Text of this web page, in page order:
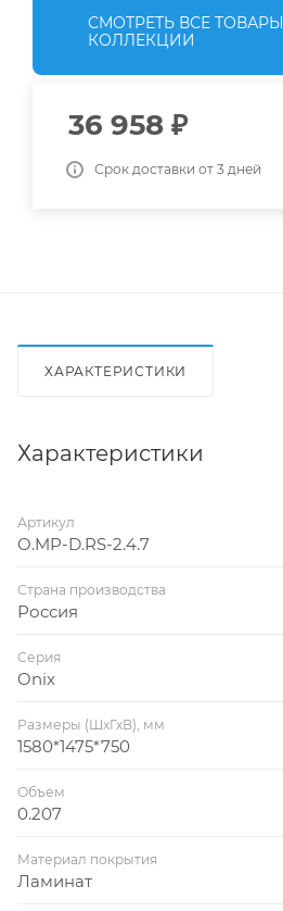
СМОТРЕТЬ ВСЕ ТОВАРЫ
КОЛЛЕКЦИИ
36 958 ₽
Срок доставки от 3 дней
ХАРАКТЕРИСТИКИ
Характеристики
Артикул
O.MP-D.RS-2.4.7
Страна производства
Россия
Серия
Onix
Размеры (ШхГхВ), мм
1580*1475*750
Объем
0.207
Материал покрытия
Ламинат